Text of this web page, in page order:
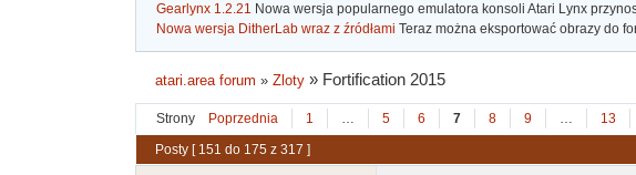
Gearlynx 1.2.21 Nowa wersja popularnego emulatora konsoli Atari Lynx
Nowa wersja DitherLab wraz z źródłami Teraz można eksportować obrazy do
atari.area forum »Zloty » Fortification 2015
Strony Poprzednia 1 … 5 6 7 8 9 … 13
Posty [ 151 do 175 z 317 ]